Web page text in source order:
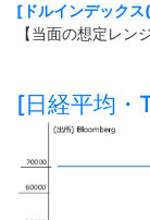
[ドルインデック
【当面の想定レ
[日経平均・